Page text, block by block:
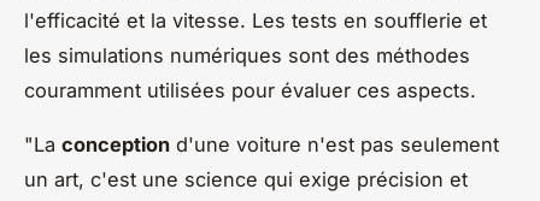
l'efficacité et la vitesse. Les tests en soufflerie et
les simulations numériques sont des méthodes
couramment utilisées pour évaluer ces aspects.
"La conception d'une voiture n'est pas seulement
un art, c'est une science qui exige précision et